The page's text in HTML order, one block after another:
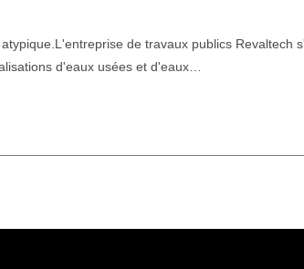
de travaux publics Revaltech
d'eaux usées et d'eaux…